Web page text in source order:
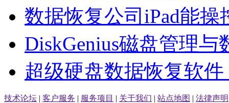
数据恢复公司iPad能操
DiskGenius磁盘管理与
超级硬盘数据恢复软件
技术论坛 | 客户服务 | 服务项目 | 关于我们 | 站点地图 | 法律声明